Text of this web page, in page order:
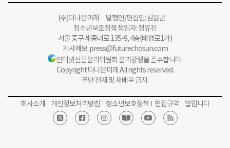
(주)더나은미래 발행인/편집인: 김윤곤
청소년보호정책 책임자: 정유진
서울 중구 세종대로 135-9, 4층(태평로1가)
기사제보:press@futurechosun.com
인터넷신문윤리위원회 윤리강령을 준수합니다.
Copyright 더나은미래 All rights reserved.
무단 전재 및 재배포 금지.
회사소개 개인정보처리방침 청소년보호정책 편집규약 알립니다